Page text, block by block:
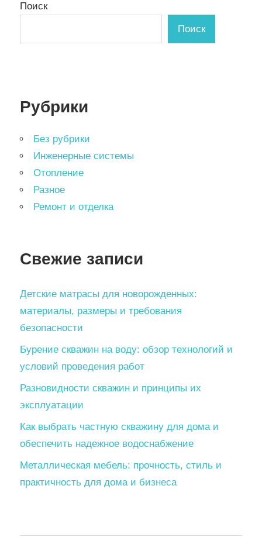
Поиск
Поиск
Рубрики
Без рубрики
Инженерные системы
Отопление
Разное
Ремонт и отделка
Свежие записи
Детские матрасы для новорожденных:
материалы, размеры и требования
безопасности
Бурение скважин на воду: обзор технологий и
условий проведения работ
Разновидности скважин и принципы их
эксплуатации
Как выбрать частную скважину для дома и
обеспечить надежное водоснабжение
Металлическая мебель: прочность, стиль и
практичность для дома и бизнеса